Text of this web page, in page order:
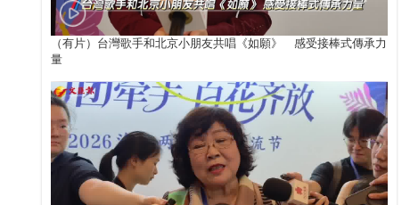
（有片）台灣歌手和北京小朋友共唱《如願》 感受接棒式傳承力
量